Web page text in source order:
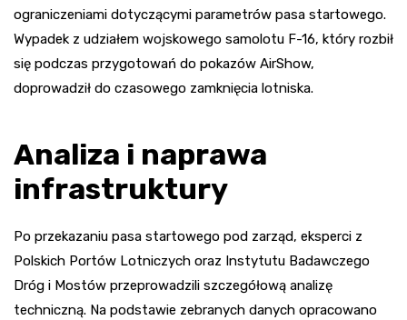
ograniczeniami dotyczącymi parametrów pasa startowego.
Wypadek z udziałem wojskowego samolotu F-16, który rozbił
się podczas przygotowań do pokazów AirShow,
doprowadził do czasowego zamknięcia lotniska.
Analiza i naprawa
infrastruktury
Po przekazaniu pasa startowego pod zarząd, eksperci z
Polskich Portów Lotniczych oraz Instytutu Badawczego
Dróg i Mostów przeprowadzili szczegółową analizę
techniczną. Na podstawie zebranych danych opracowano